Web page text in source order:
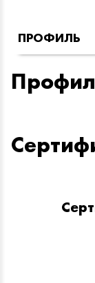
ПРОФИЛЬ